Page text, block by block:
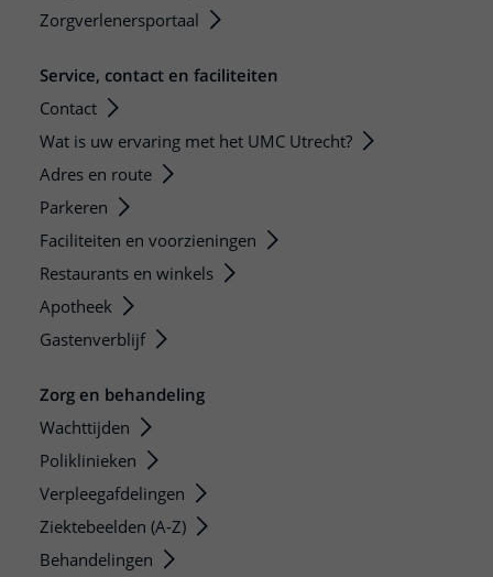
Zorgverlenersportaal
Service, contact en faciliteiten
Contact
Wat is uw ervaring met het UMC Utrecht?
Adres en route
Parkeren
Faciliteiten en voorzieningen
Restaurants en winkels
Apotheek
Gastenverblijf
Zorg en behandeling
Wachttijden
Poliklinieken
Verpleegafdelingen
Ziektebeelden (A-Z)
Behandelingen